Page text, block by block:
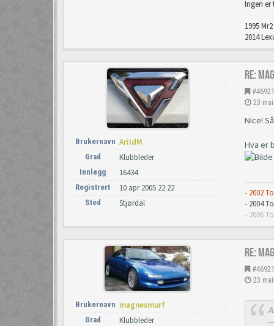
Ingen
1995
2014
Re:
23
Nice!
Hva er
- 2002
- 2004
- 2006
Brukernavn ArildM
Grad Klubbleder
Innlegg 16434
Registrert 10 apr 2005 22:22
Sted Stjørdal
Re:
23
Brukernavn magnesmurf
Grad Klubbleder